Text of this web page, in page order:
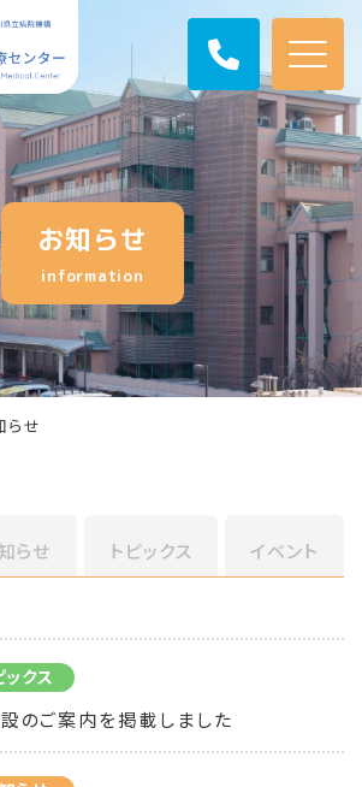
お知らせ
information
らせ
らせ トピックス イベント
ックス
のご案内を掲載しました